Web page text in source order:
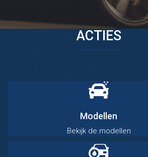
ACTIES
Modellen
Bekijk de modellen